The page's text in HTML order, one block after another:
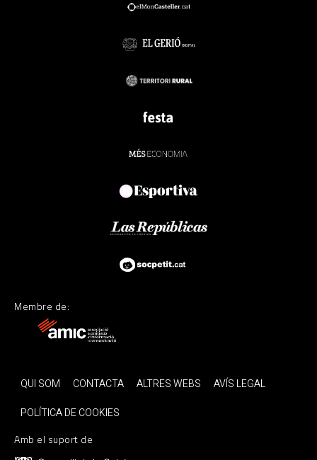
Membre de:
QUI SOM CONTACTA ALTRES WEBS
AVÍS LEGAL
POLÍTICA DE COOKIES
Amb el suport de